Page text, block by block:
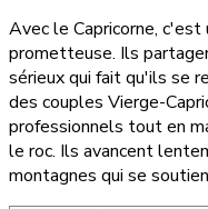
Avec le Capricorne,
prometteuse. Ils
sérieux qui fait qu'ils se
des couples Vierge-
professionnels tout en
le roc. Ils avancent
montagnes qui se